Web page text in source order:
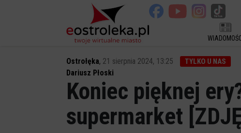
Ostrołęka, 21 sierpnia 2024, 13:25 TYLKO U NAS
Dariusz Płoski
Koniec pięknej
supermarket